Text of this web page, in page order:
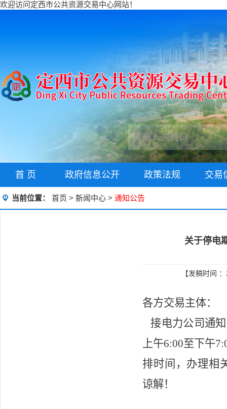
欢迎访问定西市公共资源交易中心网站！
首 页 政府信息公开 政策法规 交易
当前位置： 首页 > 新闻中心 > 通知公告
关于停电
【发稿时间
各方交易主体：
接电力公司通
上午6:00至下午
排时间，办理相
谅解！